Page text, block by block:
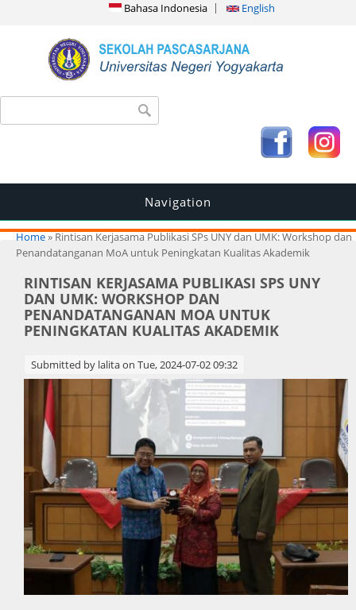
Bahasa Indonesia English
Search form
Navigation
You are here
Home» Rintisan Kerjasama Publikasi SPs UNY dan UMK: Workshop dan
Penandatanganan MoA untuk Peningkatan Kualitas Akademik
RINTISAN KERJASAMA PUBLIKASI SPS UNY
DAN UMK: WORKSHOP DAN
PENANDATANGANAN MOA UNTUK
PENINGKATAN KUALITAS AKADEMIK
Submitted by lalitaon Tue, 2024-07-02 09:32